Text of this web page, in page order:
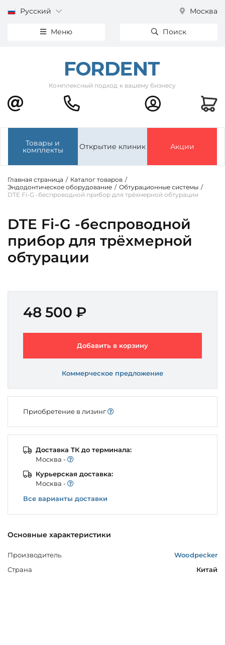
Русский Москва
Меню Поиск
Комплексный подход к вашему бизнесу
Товары и
комплекты Открытие клиник Акции
Главная страница / Каталог товаров /
Эндодонтическое оборудование / Обтурационные системы /
DTE Fi-G -беспроводной прибор для трёхмерной обтурации
DTE Fi-G -беспроводной
прибор для трёхмерной
обтурации
Основные характеристики
Производитель
Woodpecker
Страна
Китай
48 500 ₽
Добавить в корзину
Коммерческое предложение
Приобретение в лизинг
Доставка ТК до терминала:
Моcква -
Курьерская доставка:
Моcква -
Все варианты доставки